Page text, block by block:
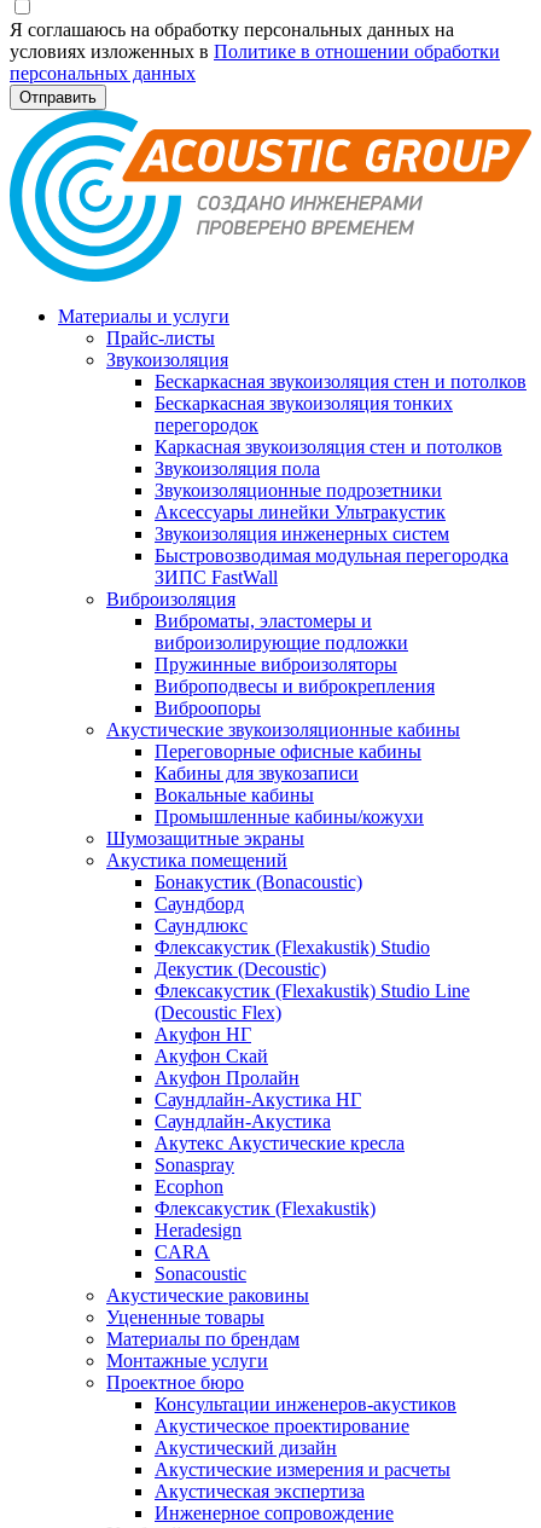
Я соглашаюсь на обработку персональных данных на
условиях изложенных в Политике в отношении обработки
персональных данных
Материалы и услуги
Прайс-листы
Звукоизоляция
Бескаркасная звукоизоляция стен и потолков
Бескаркасная звукоизоляция тонких
перегородок
Каркасная звукоизоляция стен и потолков
Звукоизоляция пола
Звукоизоляционные подрозетники
Аксессуары линейки Ультракустик
Звукоизоляция инженерных систем
Быстровозводимая модульная перегородка
ЗИПС FastWall
Виброизоляция
Виброматы, эластомеры и
виброизолирующие подложки
Пружинные виброизоляторы
Виброподвесы и виброкрепления
Виброопоры
Акустические звукоизоляционные кабины
Переговорные офисные кабины
Кабины для звукозаписи
Вокальные кабины
Промышленные кабины/кожухи
Шумозащитные экраны
Акустика помещений
Бонакустик (Bonacoustic)
Саундборд
Саундлюкс
Флексакустик (Flexakustik) Studio
Декустик (Decoustic)
Флексакустик (Flexakustik) Studio Line
(Decoustic Flex)
Акуфон НГ
Акуфон Скай
Акуфон Пролайн
Саундлайн-Акустика НГ
Саундлайн-Акустика
Акутекс Акустические кресла
Sonaspray
Ecophon
Флексакустик (Flexakustik)
Heradesign
CARA
Sonacoustic
Акустические раковины
Уцененные товары
Материалы по брендам
Монтажные услуги
Проектное бюро
Консультации инженеров-акустиков
Акустическое проектирование
Акустический дизайн
Акустические измерения и расчеты
Акустическая экспертиза
Инженерное сопровождение